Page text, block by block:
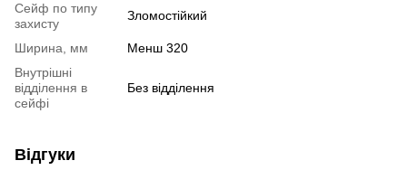
Сейф по типу
захисту
Зломостійкий
Ширина, мм
Менш 320
Внутрішні
відділення в
сейфі
Без відділення
Відгуки